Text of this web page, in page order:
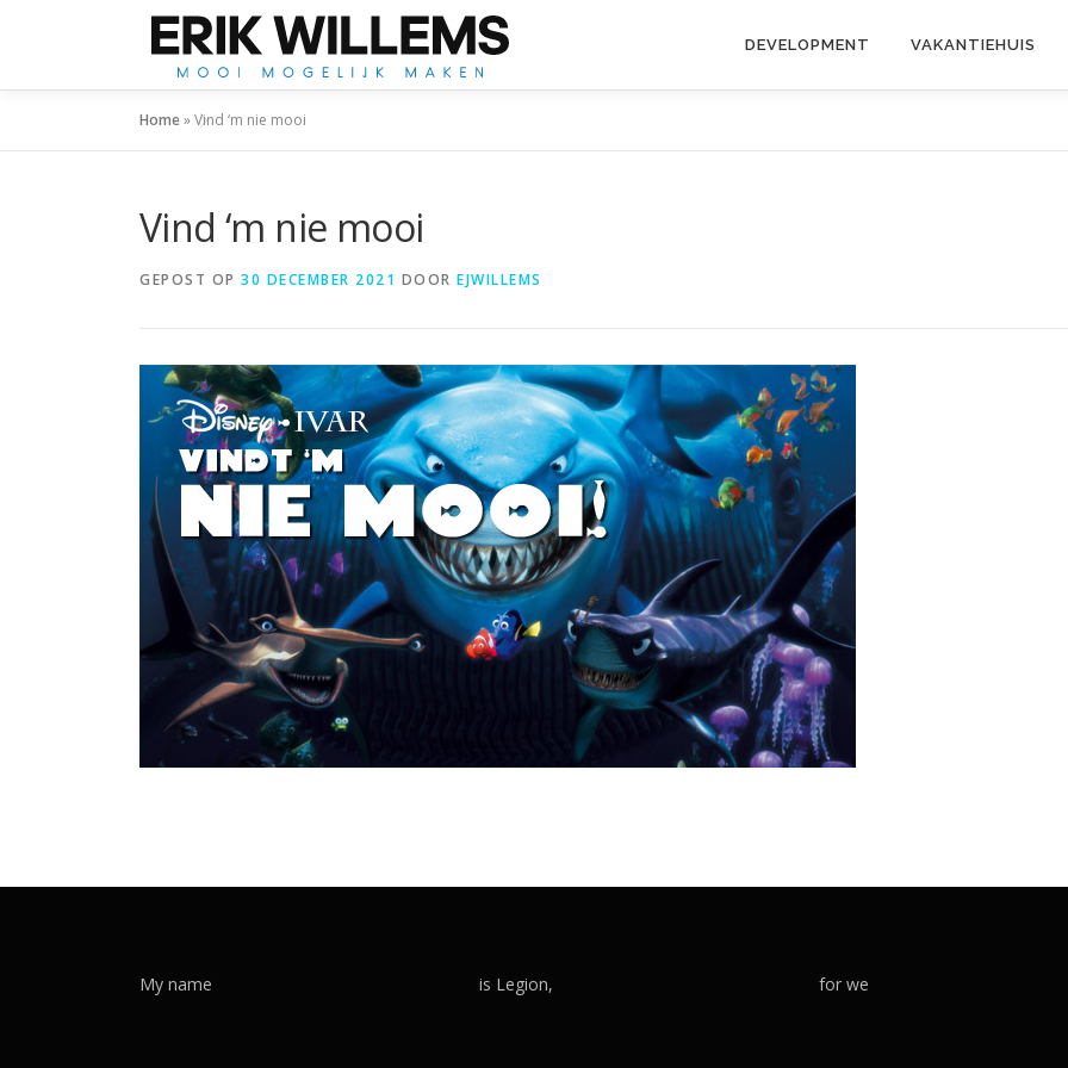
inhoud
DEVELOPMENT VAKANTIEHUIS
Home»Vind ‘m nie mooi
Vind ‘m nie mooi
GEPOST OP 30 DECEMBER 2021 DOOR EJWILLEMS
My name is Legion, for we